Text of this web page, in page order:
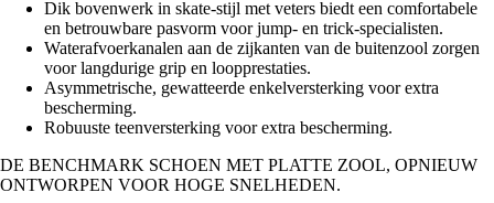
Dik bovenwerk in skate-stijl met veters biedt een comfortabele
en betrouwbare pasvorm voor jump- en trick-specialisten.
Waterafvoerkanalen aan de zijkanten van de buitenzool zorgen
voor langdurige grip en loopprestaties.
Asymmetrische, gewatteerde enkelversterking voor extra
bescherming.
Robuuste teenversterking voor extra bescherming.
DE BENCHMARK SCHOEN MET PLATTE ZOOL, OPNIEUW
ONTWORPEN VOOR HOGE SNELHEDEN.